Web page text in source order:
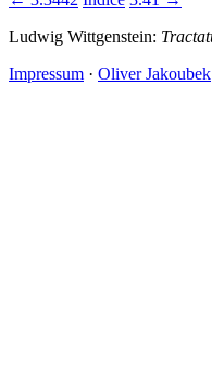
Ludwig Wittgenstein:
Impressum · Oliver Jakoubek